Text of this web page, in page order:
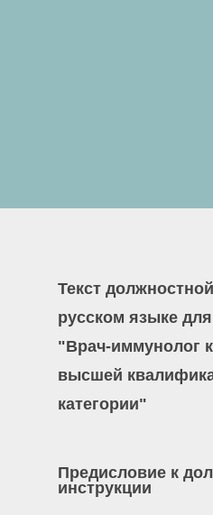
Текст
русском языке
"Врач-иммунолог
высшей
категории"
Предисловие к
инструкции